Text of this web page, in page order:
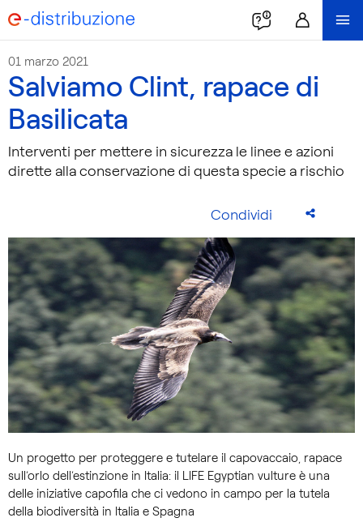
01 marzo 2021
Salviamo Clint, rapace di
Basilicata
Interventi per mettere in sicurezza le linee e azioni
dirette alla conservazione di questa specie a rischio
Condividi
Un progetto per proteggere e tutelare il capovaccaio, rapace
sull’orlo dell’estinzione in Italia: il LIFE Egyptian vulture è una
delle iniziative capofila che ci vedono in campo per la tutela
della biodiversità in Italia e Spagna